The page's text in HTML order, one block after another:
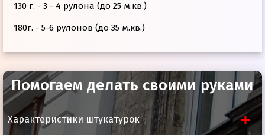
130 г. - 3 - 4 рулона (до 25 м.кв.)
180г. - 5-6 рулонов (до 35 м.кв.)
Помогаем делать своими руками
Характеристики штукатурок